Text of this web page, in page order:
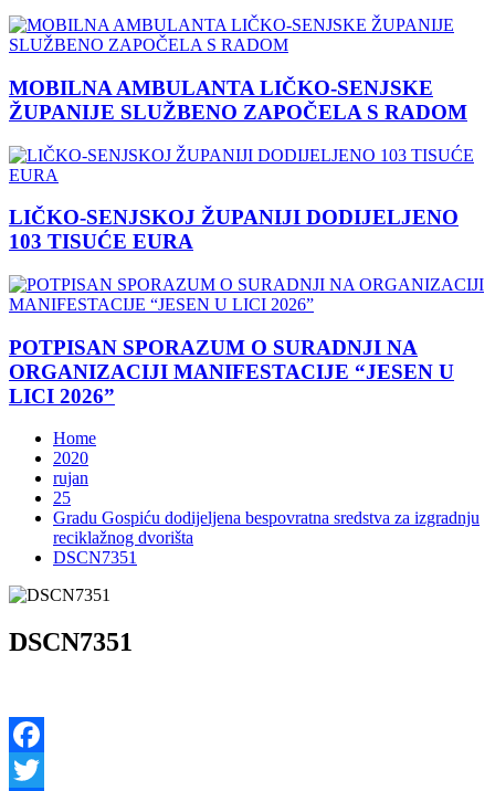
MOBILNA AMBULANTA LIČKO-SENJSKE
ŽUPANIJE SLUŽBENO ZAPOČELA S RADOM
LIČKO-SENJSKOJ ŽUPANIJI DODIJELJENO
103 TISUĆE EURA
POTPISAN SPORAZUM O SURADNJI NA
ORGANIZACIJI MANIFESTACIJE “JESEN U
LICI 2026”
Home
2020
rujan
25
Gradu Gospiću dodijeljena bespovratna sredstva za izgradnju
reciklažnog dvorišta
DSCN7351
DSCN7351
Facebook